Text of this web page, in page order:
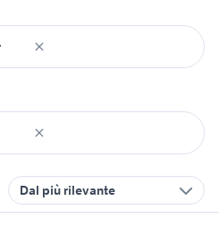
Dal più rilevante